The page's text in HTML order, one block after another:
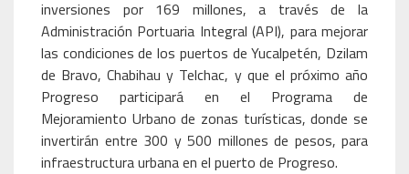
inversiones por 169 millones, a través de la
Administración Portuaria Integral (API), para mejorar
las condiciones de los puertos de Yucalpetén, Dzilam
de Bravo, Chabihau y Telchac, y que el próximo año
Progreso participará en el Programa de
Mejoramiento Urbano de zonas turísticas, donde se
invertirán entre 300 y 500 millones de pesos, para
infraestructura urbana en el puerto de Progreso.